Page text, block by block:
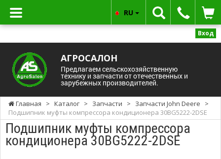
Вход
АГРОСАЛОН
Предлагаем сельскохозяйственную
технику и запчасти от отечественных и
зарубежных производителей.
RU
Главная > Каталог > Запчасти > Запчасти John Deere
>
Подшипник муфты компрессора кондиционера 30BG5222-2DSE
Подшипник муфты компрессора
кондиционера 30BG5222-2DSE